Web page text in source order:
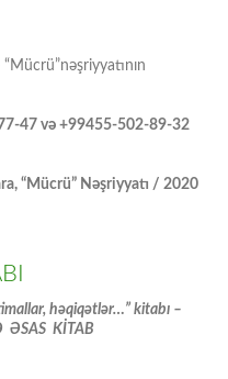
“Mücrü”nəşriyyatının
47 və +99455-502-89-32
“Mücrü” Nəşriyyatı / 2020
həqiqətlər…” kitabı –
ƏSAS KİTAB